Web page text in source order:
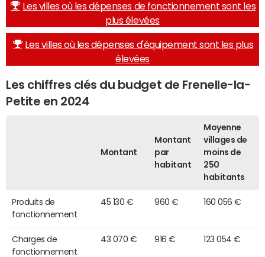
Les villes où les dépenses de fonctionnement sont les
plus élevées
Les villes où les dépenses d'équipement sont les plus
élevées
Les chiffres clés du budget de Frenelle-la-
Petite en 2024
Montant
Montant
par
habitant
Moyenne
villages de
moins de
250
habitants
Produits de
fonctionnement
45 130 € 960 € 160 056 €
Charges de
fonctionnement
43 070 € 916 € 123 054 €